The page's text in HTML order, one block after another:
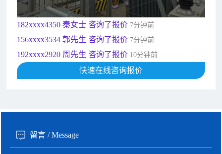
181xxxx7531 苟先生 咨询了报价5分钟前
182xxxx4350 秦女士 咨询了报价 7分钟前
156xxxx3534 郭先生 咨询了报价 7分钟前
192xxxx2920 周先生 咨询了报价 10分钟前
189xxxx6562 王先生 咨询了报价1秒前
快速在线咨询报价